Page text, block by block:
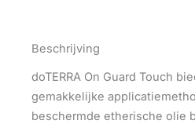
Beschrijving
doTERRA On Guard Touch
gemakkelijke
beschermde etherische olie